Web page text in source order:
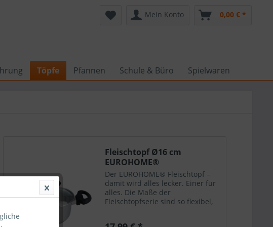
Mein Konto 0,00 € *
Töpfe Pfannen Schule & Büro Spielwaren
Fleischtopf Ø16 cm
EUROHOME®
Der EUROHOME® Fleischtopf –
damit wird alles lecker. Einer für
alles. Die Maße der
Fleischtopfserie sind so flexibel,